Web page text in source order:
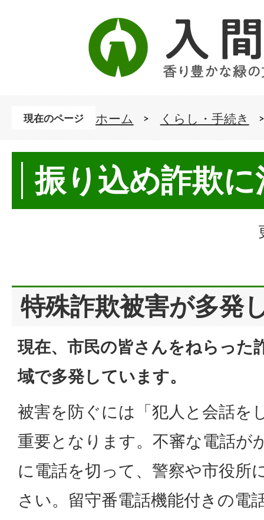
現在のページ ホーム くらし・手続き
振り込め詐欺に
特殊詐欺被害が多発
現在、市民の皆さんをねらった
域で多発しています。
被害を防ぐには「犯人と会話を
重要となります。不審な電話が
に電話を切って、警察や市役所
さい。留守番電話機能付きの電